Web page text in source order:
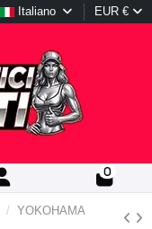
Italiano EUR €
0
YOKOHAMA